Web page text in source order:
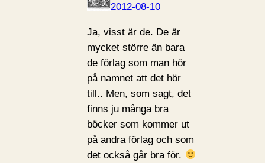
2012-08-10
Ja, visst är de. De är
mycket större än bara
de förlag som man hör
på namnet att det hör
till.. Men, som sagt, det
finns ju många bra
böcker som kommer ut
på andra förlag och som
det också går bra för.